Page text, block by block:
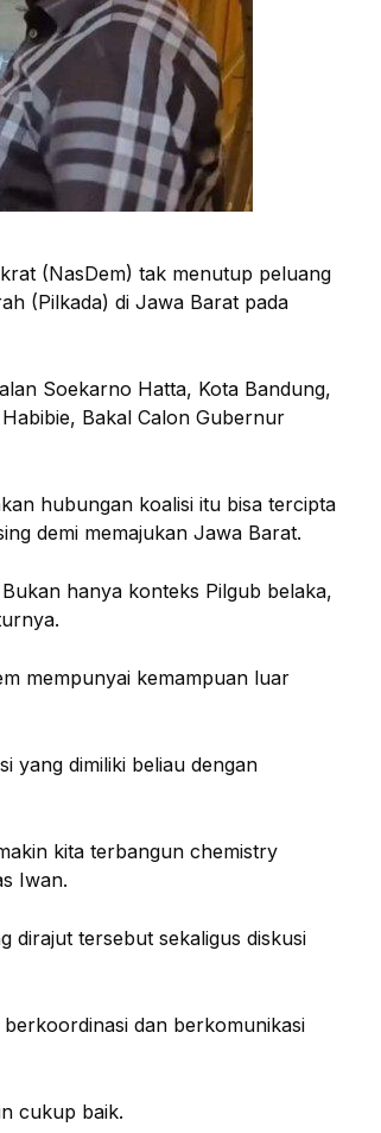
(NasDem) tak menutup peluang
(Pilkada) di Jawa Barat pada
Soekarno Hatta, Kota Bandung,
Bakal Calon Gubernur
hubungan koalisi itu bisa tercipta
demi memajukan Jawa Barat.
hanya konteks Pilgub belaka,
mempunyai kemampuan luar
yang dimiliki beliau dengan
kita terbangun chemistry
Iwan.
dirajut tersebut sekaligus diskusi
dan berkomunikasi
cukup baik.